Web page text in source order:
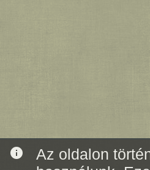
info
Az oldalon